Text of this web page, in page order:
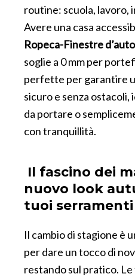
routine: scuola, lavoro,
Avere una casa
Ropeca-Finestre
soglie a 0 mm per
perfette per garantire
sicuro e senza ostacoli,
da portare o
con tranquillità.
Il fascino dei
nuovo look
tuoi serramenti
Il cambio di stagione è
per dare un tocco di
restando sul pratico.